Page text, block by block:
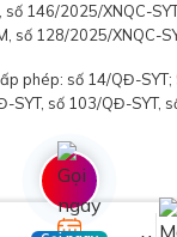
146/2025/XNQC-
số 128/2025/XNQC-
phép: số 14/QĐ-
số 103/QĐ-SYT,